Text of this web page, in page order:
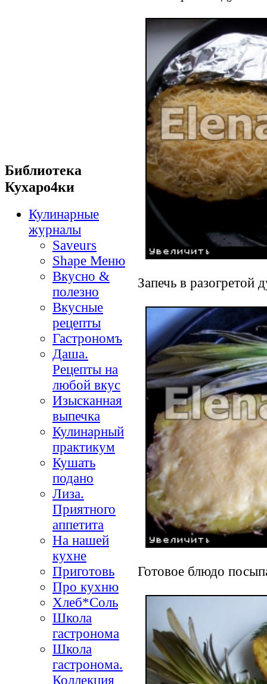
Библиотека
Кухаро4ки
Кулинарные
журналы
Saveurs
Shape Меню
Вкусно &
полезно
Вкусные
рецепты
Гастрономъ
Даша.
Рецепты на
любой вкус
Изысканная
выпечка
Кулинарный
практикум
Кушать
подано
Лиза.
Приятного
аппетита
На нашей
кухне
Приготовь
Про кухню
Хлеб*Соль
Школа
гастронома
Школа
гастронома.
Коллекция
Запечь в разогретой
Готовое блюдо